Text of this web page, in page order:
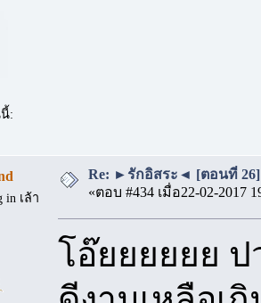
:
in เล้า
Re: ►รักอิสระ◄ [ตอนที่ 26]
«ตอบ #434 เมื่อ22-02-2017
โอ๊ยยยยยย